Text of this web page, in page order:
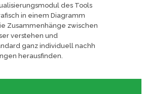
des Tools
in einem Diagramm
Zusammenhänge zwischen
verstehen und
ganz individuell nachh
herausfinden.